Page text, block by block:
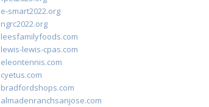
e-smart2022.org
ngrc2022.org
leesfamilyfoods.com
lewis-lewis-cpas.com
eleontennis.com
cyetus.com
bradfordshops.com
almadenranchsanjose.com